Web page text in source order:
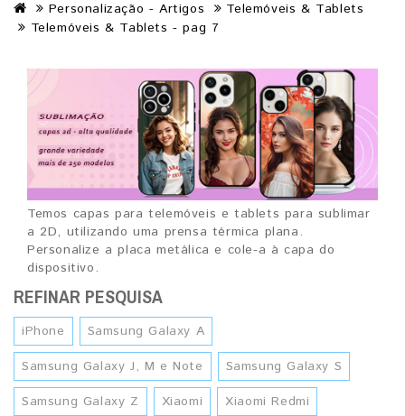
Personalização - Artigos
Telemóveis & Tablets
Telemóveis & Tablets - pag 7
Temos capas para telemóveis e tablets para sublimar
a 2D, utilizando uma prensa térmica plana.
Personalize a placa metálica e cole-a à capa do
dispositivo.
REFINAR PESQUISA
iPhone
Samsung Galaxy A
Samsung Galaxy J, M e Note
Samsung Galaxy S
Samsung Galaxy Z
Xiaomi
Xiaomi Redmi